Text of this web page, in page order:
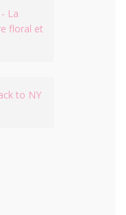
La
floral et
to NY